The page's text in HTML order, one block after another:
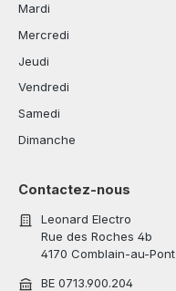
Mardi
Mercredi
Jeudi
Vendredi
Samedi
Dimanche
Contactez-nous
Leonard Electro
Rue des Roches 4b
4170 Comblain-au-Pont
BE 0713.900.204